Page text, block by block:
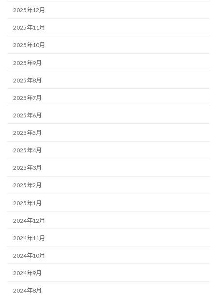
2025年12月
2025年11月
2025年10月
2025年9月
2025年8月
2025年7月
2025年6月
2025年5月
2025年4月
2025年3月
2025年2月
2025年1月
2024年12月
2024年11月
2024年10月
2024年9月
2024年8月